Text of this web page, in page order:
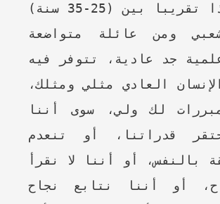
بعمرنا هذا تقريبا بين (25-35 سنة)
ومن عائلة متواضعة
جد عادية، تتوفر فيه
العادي مثلي ومثلك،
لك ولي، سوى أننا
قدراتنا، أو تنعدم
بالنفس، أو أننا لا نقرأ
أو أننا نتابع نجاح